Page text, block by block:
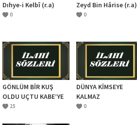
Dıhye-i Kelbî (r.a)
0
Zeyd Bin Hârise (r.a)
0
GÖNLÜM BİR KUŞ
OLDU UÇTU KABE’YE
25
DÜNYA KİMSEYE
KALMAZ
0